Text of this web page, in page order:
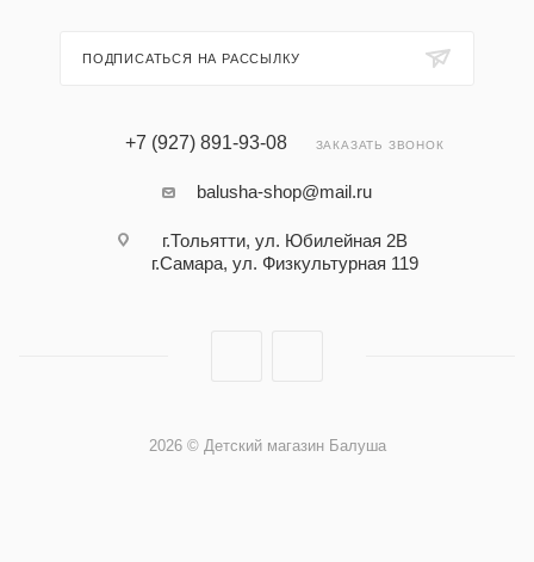
ПОДПИСАТЬСЯ НА РАССЫЛКУ
+7 (927) 891-93-08 ЗАКАЗАТЬ ЗВОНОК
balusha-shop@mail.ru
г.Тольятти, ул. Юбилейная 2В
г.Самара, ул. Физкультурная 119
2026 © Детский магазин Балуша